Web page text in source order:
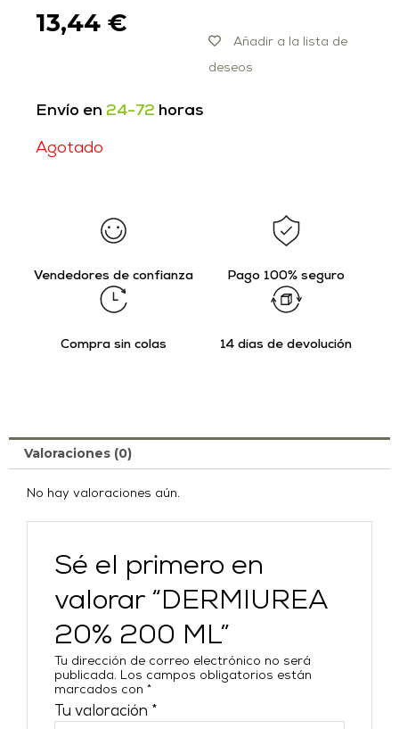
13,44 €
Añadir a la lista de
deseos
Envío en 24-72 horas
Agotado
Vendedores de confianza Pago 100% seguro
Compra sin colas 14 días de devolución
Valoraciones (0)
No hay valoraciones aún.
Sé el primero en
valorar “DERMIUREA
20% 200 ML”
Tu dirección de correo electrónico no será
publicada. Los campos obligatorios están
marcados con*
Tu valoración *